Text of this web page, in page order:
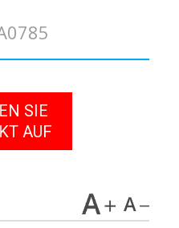
SIE
AUF